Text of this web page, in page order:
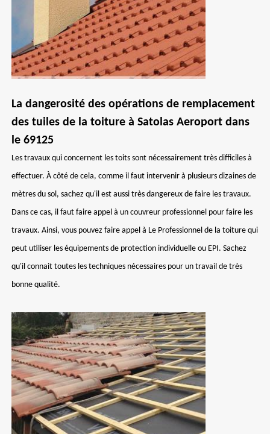
La dangerosité des opérations de remplacement
des tuiles de la toiture à Satolas Aeroport dans
le 69125
Les travaux qui concernent les toits sont nécessairement très difficiles à
effectuer. À côté de cela, comme il faut intervenir à plusieurs dizaines de
mètres du sol, sachez qu'il est aussi très dangereux de faire les travaux.
Dans ce cas, il faut faire appel à un couvreur professionnel pour faire les
travaux. Ainsi, vous pouvez faire appel à Le Professionnel de la toiture qui
peut utiliser les équipements de protection individuelle ou EPI. Sachez
qu'il connait toutes les techniques nécessaires pour un travail de très
bonne qualité.